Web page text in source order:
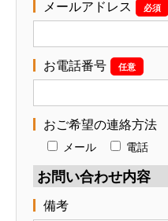
メールアドレス 必須
お電話番号 任意
おご希望の連絡方法
メール 電話
お問い合わせ内容
備考